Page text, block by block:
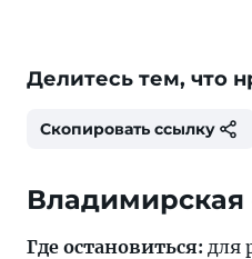
Делитесь тем, что
Скопировать ссылку
Владимирская
Где остановиться: для